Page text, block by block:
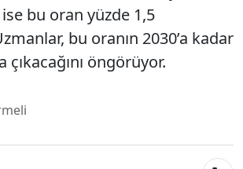
bu oran yüzde 1,5
bu oranın 2030’a kadar
çıkacağını öngörüyor.